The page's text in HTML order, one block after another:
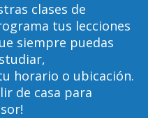
clases de
tus lecciones
siempre puedas
horario o ubicación.
de casa para